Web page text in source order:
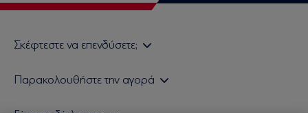
Σκέφτεστε να επενδύσετε;
Παρακολουθήστε την αγορά